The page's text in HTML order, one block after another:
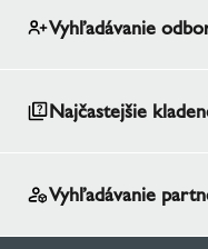
Vyhľadávanie
Najčastejšie
Vyhľadávanie